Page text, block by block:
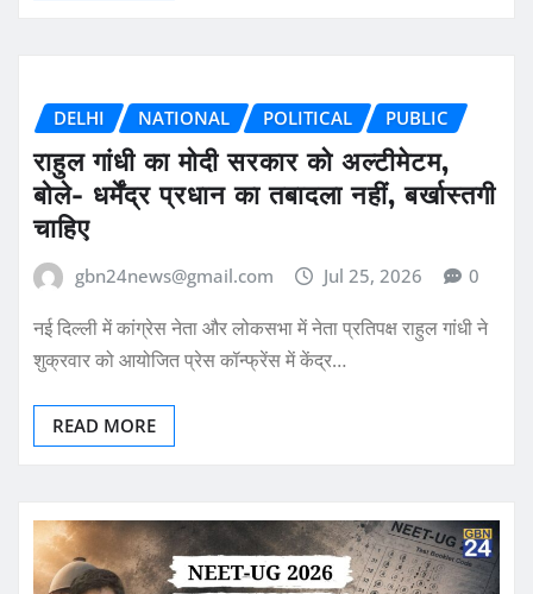
DELHI NATIONAL POLITICAL PUBLIC
राहुल गांधी का मोदी सरकार को अल्टीमेटम,
बोले- धर्मेंद्र प्रधान का तबादला नहीं, बर्खास्तगी
चाहिए
gbn24news@gmail.com Jul 25, 2026 0
नई दिल्ली में कांग्रेस नेता और लोकसभा में नेता प्रतिपक्ष राहुल गांधी ने
शुक्रवार को आयोजित प्रेस कॉन्फ्रेंस में केंद्र…
READ MORE